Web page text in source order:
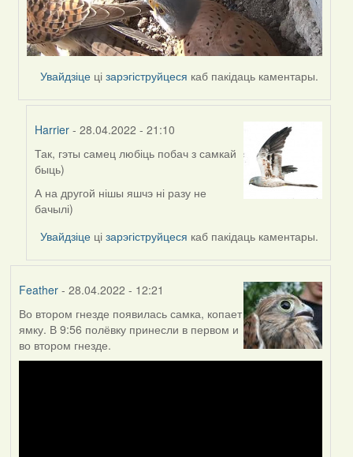
Увайдзіце цізарэгіструйцеся каб пакідаць каментары.
Harrier - 28.04.2022 - 21:10
In
reply
to
by
Так, гэты самец любіць побач з самкай
быць)
А на другой нішы яшчэ ні разу не
бачылі)
Увайдзіце цізарэгіструйцеся каб пакідаць каментары.
Feather- 28.04.2022 - 12:21
Во втором гнезде появилась самка, копает
ямку. В 9:56 полёвку принесли в первом и
во втором гнезде.